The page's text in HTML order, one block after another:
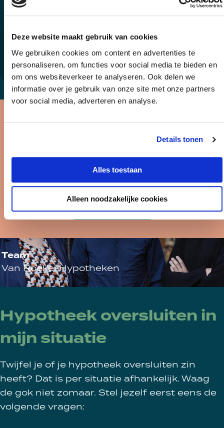
Deze website maakt gebruik van cookies
We gebruiken cookies om content en advertenties te
personaliseren, om functies voor social media te bieden en
om ons websiteverkeer te analyseren. Ook delen we
informatie over je gebruik van onze site met onze partners
voor social media, adverteren en analyse.
Details tonen
Alles toestaan
Alleen noodzakelijke cookies
antwoord. Wat ik vooral erg waardeer, is
de persoonlijke betrokkenheid en de inzet
om mee te denken en naar de beste
werd zorgvuldig begeleid, waardoor ik mij
goed ondersteund en gerustgesteld
voelde. Een deskundige, betrouwbare en
betrokken
zeker aan iedereen kan aanbevelen. Heel
erg bedankt voor alle hulp, geduld en
Lees meer
Sas-ivonne
Hypotheek
Plan een kennismaking
Hypotheekadvies nodig? Plan direct een
gratis, vrijblijvende kennismaking in onze
agenda. We zien je snel!
Afspraak maken
Team
Van Roekel Hypotheken
Hypotheek oversluiten in
mijn situatie
Twijfel je of je hypotheek oversluiten zin
heeft? Dat is per situatie afhankelijk. Waag
de gok niet zomaar. Stel jezelf eerst eens de
volgende vragen: